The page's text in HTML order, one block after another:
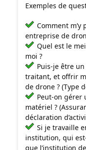
Exemples de
Comment
entreprise de
Quel est le
moi ?
Puis-je être
traitant, et offrir
de drone ? (Type
Peut-on gérer
matériel ?
déclaration
Si je travaille
institution, qui
que l’institution